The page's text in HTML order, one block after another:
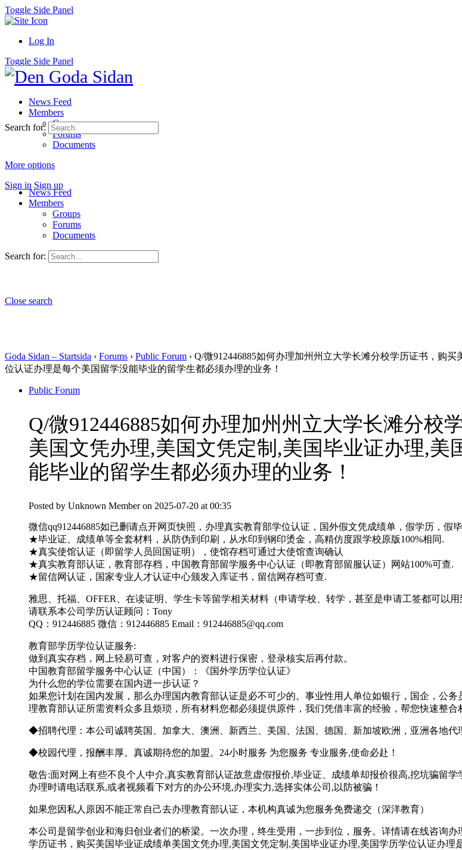
Toggle Side Panel
Log In
Toggle Side Panel
News Feed
Members
Groups
Forums
Documents
More options
Sign in Sign up
Search for:
News Feed
Members
Groups
Forums
Documents
Search for:
Close search
Goda Sidan – Startsida › Forums › Public Forum › Q/微912446885如何办理加州州立大学长滩分校学历证书，购
位认证办理是每个美国留学没能毕业的留学生都必须办理的业务！
Public Forum
Q/微912446885如何办理加州州立大学长滩分校
美国文凭办理,美国文凭定制,美国毕业证办理,
能毕业的留学生都必须办理的业务！
Posted by Unknown Member on 2025-07-20 at 00:35
微信qq912446885如已删请点开网页快照，办理真实教育部学位认证，国外假文凭成绩单，假学历，假
★毕业证、成绩单等全套材料，从防伪到印刷，从水印到钢印烫金，高精仿度跟学校原版100%相同.
★真实使馆认证（即留学人员回国证明），使馆存档可通过大使馆查询确认
★真实教育部认证，教育部存档，中国教育部留学服务中心认证（即教育部留服认证）网站100%可查.
★留信网认证，国家专业人才认证中心颁发入库证书，留信网存档可查.
雅思、托福、OFFER、在读证明、学生卡等留学相关材料（申请学校、转学，甚至是申请工签都可以用
请联系本公司学历认证顾问：Tony
QQ：912446885 微信：912446885 Email：912446885@qq.com
教育部学历学位认证服务:
做到真实存档，网上轻易可查，对客户的资料进行保密，登录核实后再付款。
中国教育部留学服务中心认证（中国）：《国外学历学位认证》
为什么您的学位需要在国内进一步认证？
如果您计划在国内发展，那么办理国内教育部认证是必不可少的。事业性用人单位如银行，国企，公
理教育部认证所需资料众多且烦琐，所有材料您都必须提供原件，我们凭借丰富的经验，帮您快速整合
◆招聘代理：本公司诚聘英国、加拿大、澳洲、新西兰、美国、法国、德国、新加坡欧洲，亚洲各地
◆校园代理，报酬丰厚。真诚期待您的加盟。24小时服务 为您服务 专业服务,使命必赴！
敬告:面对网上有些不良个人中介,真实教育部认证故意虚假报价,毕业证、成绩单却报价很高,挖坑骗留
办理时请电话联系,或者视频看下对方的办公环境,办理实力,选择实体公司,以防被骗！
如果您因私人原因不能正常自己去办理教育部认证，本机构真诚为您服务免费递交（深洋教育）
本公司是留学创业和海归创业者们的桥梁。一次办理，终生受用，一步到位，服务。详情请在线咨询
学历证书，购买美国毕业证成绩单美国文凭办理,美国文凭定制,美国毕业证办理,美国学历学位认证办